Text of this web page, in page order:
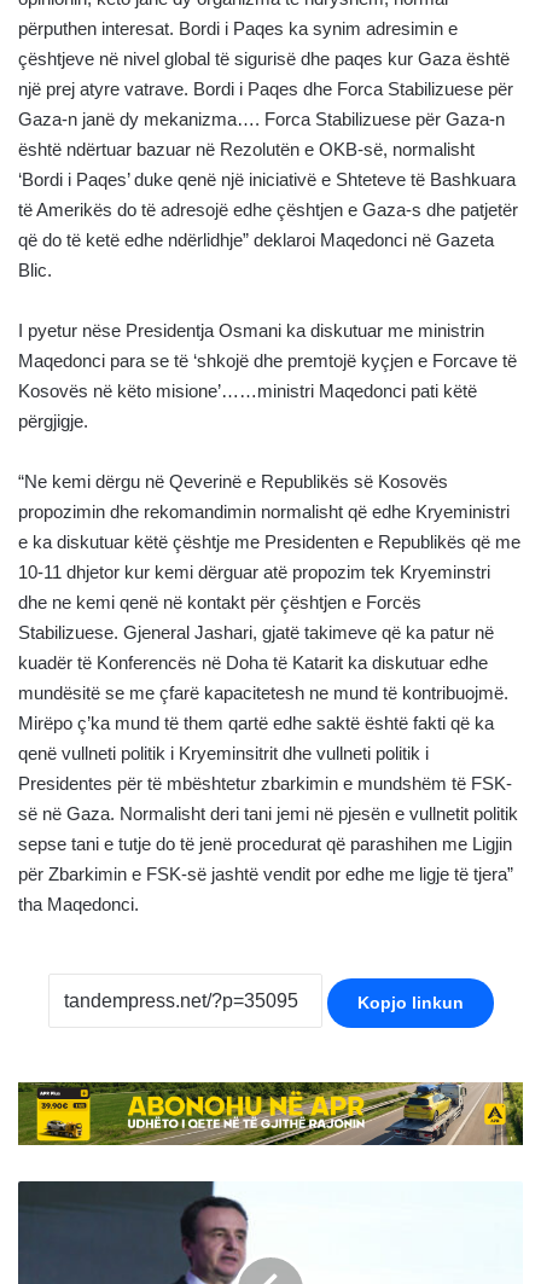
përputhen interesat. Bordi i Paqes ka synim adresimin e
çështjeve në nivel global të sigurisë dhe paqes kur Gaza është
një prej atyre vatrave. Bordi i Paqes dhe Forca Stabilizuese për
Gaza-n janë dy mekanizma…. Forca Stabilizuese për Gaza-n
është ndërtuar bazuar në Rezolutën e OKB-së, normalisht
‘Bordi i Paqes’ duke qenë një iniciativë e Shteteve të Bashkuara
të Amerikës do të adresojë edhe çështjen e Gaza-s dhe patjetër
që do të ketë edhe ndërlidhje” deklaroi Maqedonci në Gazeta
Blic.
I pyetur nëse Presidentja Osmani ka diskutuar me ministrin
Maqedonci para se të ‘shkojë dhe premtojë kyçjen e Forcave të
Kosovës në këto misione’……ministri Maqedonci pati këtë
përgjigje.
“Ne kemi dërgu në Qeverinë e Republikës së Kosovës
propozimin dhe rekomandimin normalisht që edhe Kryeministri
e ka diskutuar këtë çështje me Presidenten e Republikës që me
10-11 dhjetor kur kemi dërguar atë propozim tek Kryeminstri
dhe ne kemi qenë në kontakt për çështjen e Forcës
Stabilizuese. Gjeneral Jashari, gjatë takimeve që ka patur në
kuadër të Konferencës në Doha të Katarit ka diskutuar edhe
mundësitë se me çfarë kapacitetesh ne mund të kontribuojmë.
Mirëpo ç’ka mund të them qartë edhe saktë është fakti që ka
qenë vullneti politik i Kryeminsitrit dhe vullneti politik i
Presidentes për të mbështetur zbarkimin e mundshëm të FSK-
së në Gaza. Normalisht deri tani jemi në pjesën e vullnetit politik
sepse tani e tutje do të jenë procedurat që parashihen me Ligjin
për Zbarkimin e FSK-së jashtë vendit por edhe me ligje të tjera”
tha Maqedonci.
Kopjo linkun